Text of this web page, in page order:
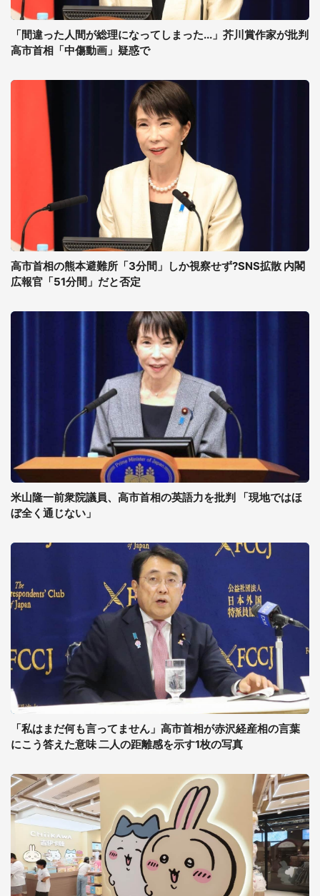
「間違った人間が総理になってしまった...」芥川賞作家が批判
高市首相「中傷動画」疑惑で
高市首相の熊本避難所「3分間」しか視察せず?SNS拡散 内閣
広報官「51分間」だと否定
米山隆一前衆院議員、高市首相の英語力を批判 「現地ではほ
ぼ全く通じない」
「私はまだ何も言ってません」高市首相が赤沢経産相の言葉
にこう答えた意味 二人の距離感を示す1枚の写真